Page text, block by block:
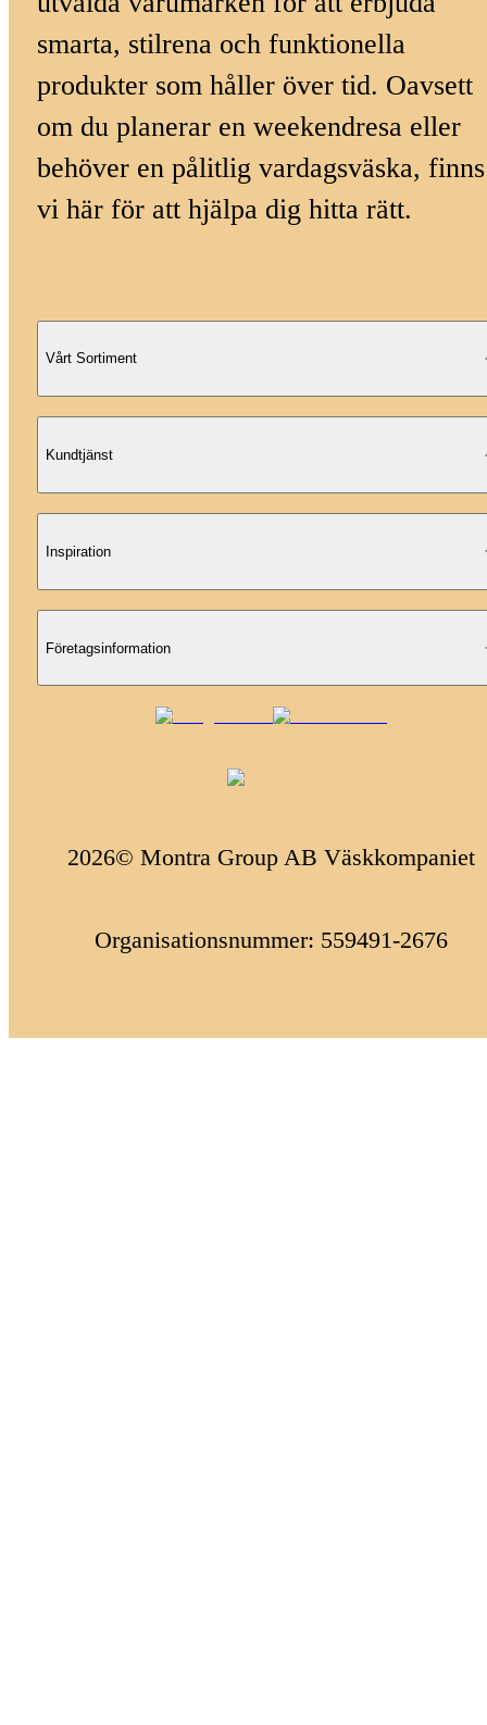
smarta, stilrena och funktionella
produkter som håller över tid. Oavsett
om du planerar en weekendresa eller
behöver en pålitlig vardagsväska, finns
vi här för att hjälpa dig hitta rätt.
Vårt Sortiment
Kundtjänst
Inspiration
Företagsinformation
2026© Montra Group AB Väskkompaniet
Organisationsnummer: 559491-2676